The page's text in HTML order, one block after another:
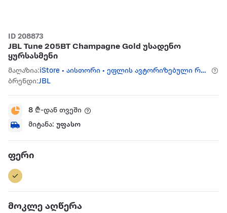
ID 208873
JBL Tune 205BT Champagne Gold უსადენო
ყურსასმენი
მაღაზია:
iStore • აისთორი • ეფლის ავტორიზებული რესელერი
ბრენდი:JBL
8 ₾-დან თვეში
მიტანა: უფასო
ფერი
მოკლე აღწერა